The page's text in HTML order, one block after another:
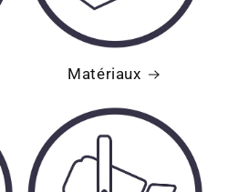
Matériaux